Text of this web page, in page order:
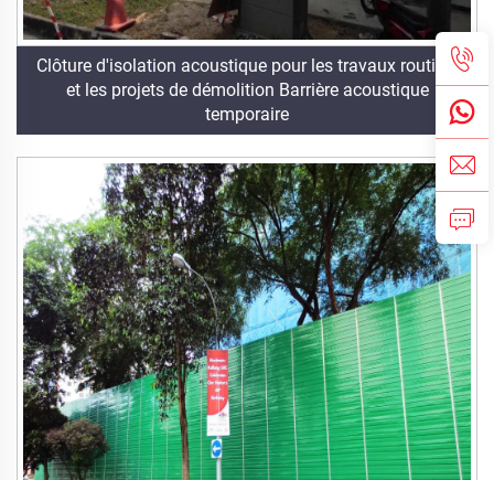
Clôture d'isolation acoustique pour les travaux routiers
et les projets de démolition Barrière acoustique
temporaire